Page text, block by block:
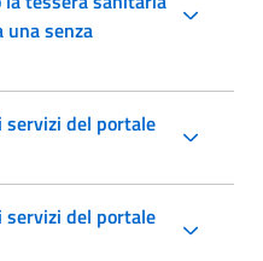
una senza
servizi del portale
servizi del portale